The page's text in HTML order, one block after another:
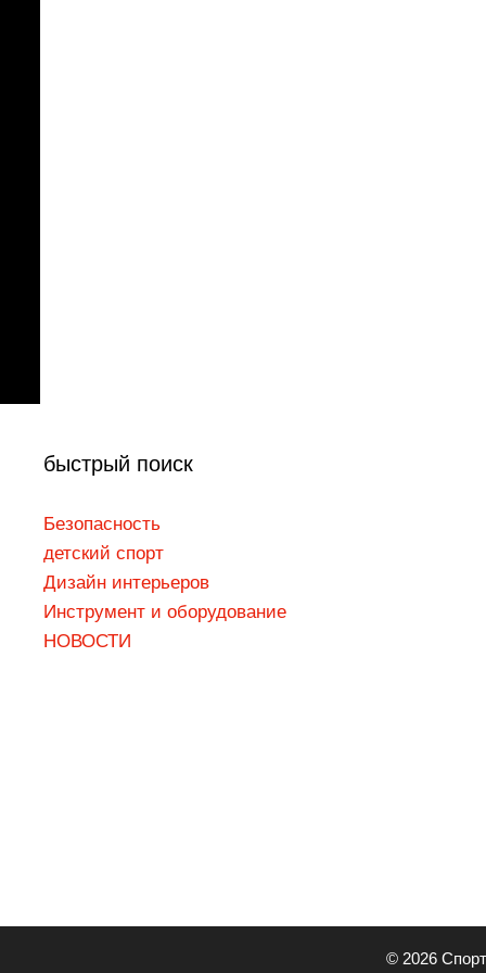
быстрый поиск
Безопасность
детский спорт
Дизaйн интepьepoв
Инструмент и оборудование
НОВОСТИ
© 2026